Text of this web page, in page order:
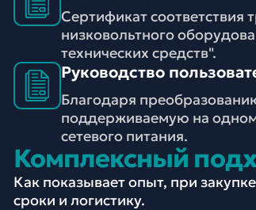
Сертификат соответствия
низковольтного
технических средств".
Руководство
Благодаря
поддерживаемую на
сетевого питания.
Комплексный
Как показывает опыт, при
сроки и логистику.